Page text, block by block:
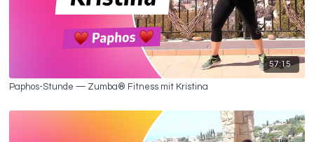
57:15
Paphos-Stunde — Zumba® Fitness mit Kristina